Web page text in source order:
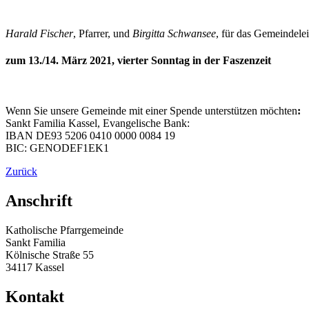
Harald Fischer, Pfarrer, und Birgitta Schwansee, für das
zum 13./14. März 2021, vierter Sonntag in der Faszenzeit
Wenn Sie unsere Gemeinde mit einer Spende unterstützen möchten:
Sankt Familia Kassel, Evangelische Bank:
IBAN DE93 5206 0410 0000 0084 19
BIC: GENODEF1EK1
Zurück
Anschrift
Katholische Pfarrgemeinde
Sankt Familia
Kölnische Straße 55
34117 Kassel
Kontakt